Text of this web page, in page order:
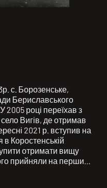
с. Борозенське,
Бериславського
2005 році переїхав з
Вигів, де отримав
2021 р. вступив на
Коростенській
отримати вищу
прийняли на перший